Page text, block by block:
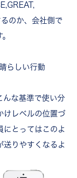
のか、会社側で
らしい行動
んな基準で使い分
けレベルの位置づ
にとってはこのよ
送りやすくなるよ